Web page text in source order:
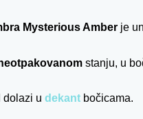
Mysterious Amber je
stanju, u
dolazi udekant bočicama.